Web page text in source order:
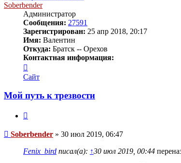
Soberbender
Администратор
Сообщения: 27591
Зарегистрирован: 25 апр 2018, 20:17
Имя: Валентин
Откуда: Братск -- Орехов
Контактная информация:
информация
пользователя
Сайт
Мой путь к трезвости
Сообщение
Soberbender » 30 июл 2019, 06:47
Fenix_bird писал(а): ↑30 июл 2019, 00:44